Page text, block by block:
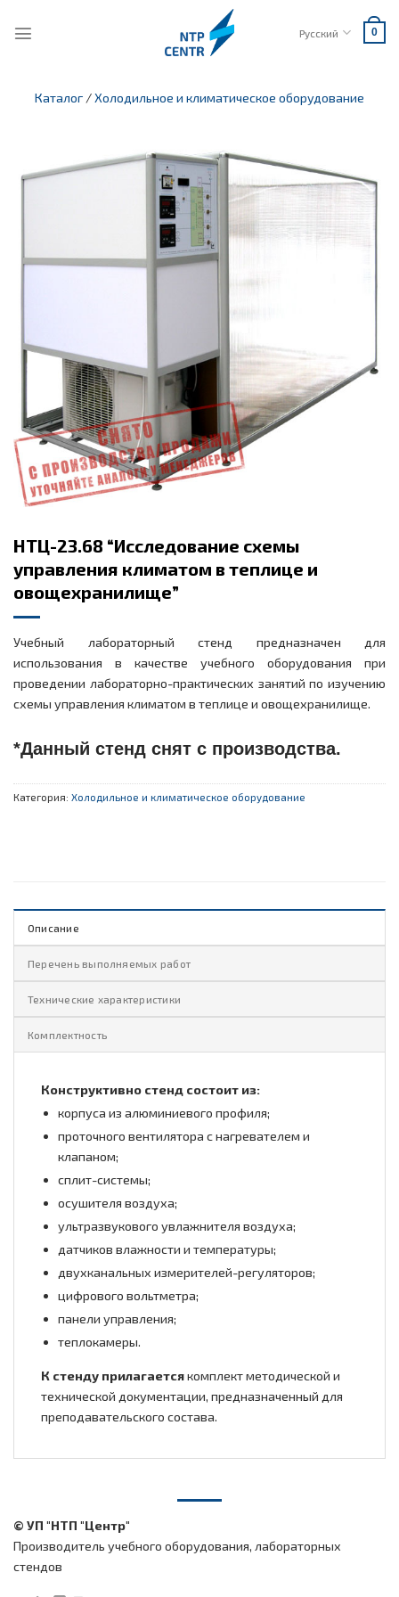
Русский 0
Каталог /Холодильное и климатическое оборудование
НТЦ-23.68 “Исследование схемы
управления климатом в теплице и
овощехранилище”
Учебный лабораторный стенд предназначен для
использования в качестве учебного оборудования при
проведении лабораторно-практических занятий по изучению
схемы управления климатом в теплице и овощехранилище.
*Данный стенд снят с производства.
Категория: Холодильное и климатическое оборудование
Описание
Перечень выполняемых работ
Технические характеристики
Комплектность
Конструктивно стенд состоит из:
корпуса из алюминиевого профиля;
проточного вентилятора с нагревателем и
клапаном;
сплит-системы;
осушителя воздуха;
ультразвукового увлажнителя воздуха;
датчиков влажности и температуры;
двухканальных измерителей-регуляторов;
цифрового вольтметра;
панели управления;
теплокамеры.
К стенду прилагаетсякомплект методической и
технической документации, предназначенный для
преподавательского состава.
© УП "НТП "Центр"
Производитель учебного оборудования, лабораторных
стендов